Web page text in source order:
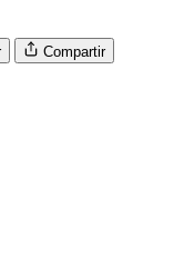
Compartir